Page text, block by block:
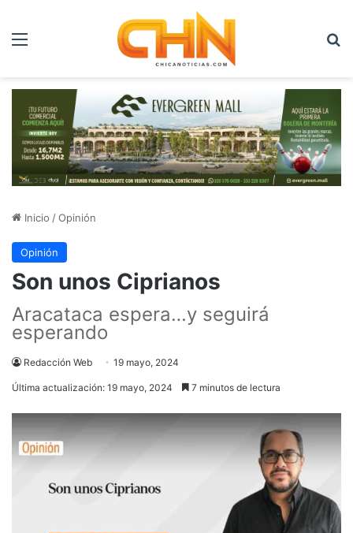
Menú
Inicio /Opinión
Opinión
Son unos Ciprianos
Aracataca espera…y seguirá
esperando
Redacción Web 19 mayo, 2024
Última actualización: 19 mayo, 2024 7 minutos de lectura